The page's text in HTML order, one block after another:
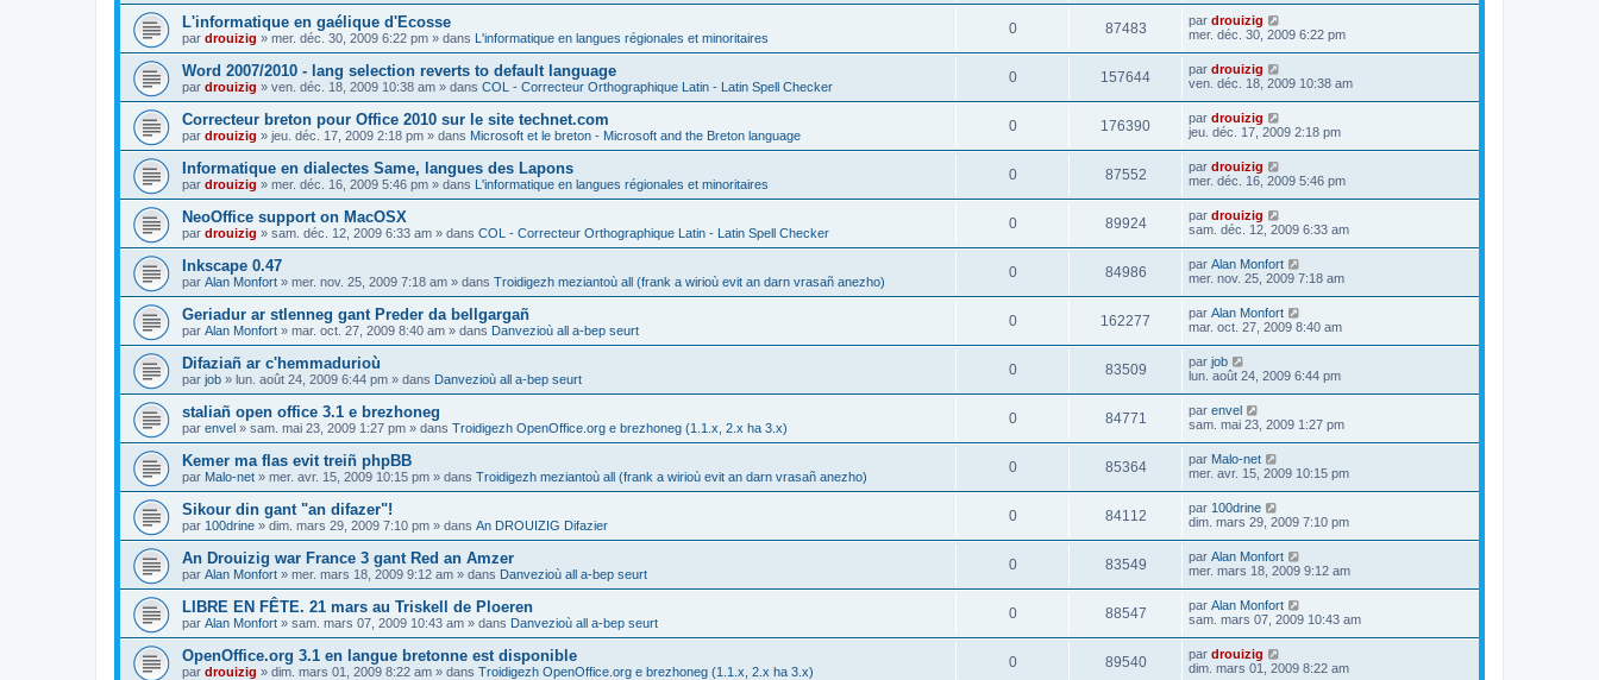
L'informatique en gaélique d'Ecosse
par drouizig » mer. déc. 30, 2009 6:22 pm » dans L'informatique en langues régionales et minoritaires
0 87483 par drouizig
mer. déc. 30, 2009 6:22 pm
Word 2007/2010 - lang selection reverts to default language
par drouizig » ven. déc. 18, 2009 10:38 am » dans COL - Correcteur Orthographique Latin - Latin Spell Checker
0 157644 par drouizig
ven. déc. 18, 2009 10:38 am
Correcteur breton pour Office 2010 sur le site technet.com
par drouizig » jeu. déc. 17, 2009 2:18 pm » dans Microsoft et le breton - Microsoft and the Breton language
0 176390 par drouizig
jeu. déc. 17, 2009 2:18 pm
Informatique en dialectes Same, langues des Lapons
par drouizig » mer. déc. 16, 2009 5:46 pm » dans L'informatique en langues régionales et minoritaires
0 87552 par drouizig
mer. déc. 16, 2009 5:46 pm
NeoOffice support on MacOSX
par drouizig » sam. déc. 12, 2009 6:33 am » dans COL - Correcteur Orthographique Latin - Latin Spell Checker
0 89924 par drouizig
sam. déc. 12, 2009 6:33 am
Inkscape 0.47
par Alan Monfort » mer. nov. 25, 2009 7:18 am » dans Troidigezh meziantoù all (frank a wirioù evit an darn vrasañ anezho)
0 84986 par Alan Monfort
mer. nov. 25, 2009 7:18 am
Geriadur ar stlenneg gant Preder da bellgargañ
par Alan Monfort » mar. oct. 27, 2009 8:40 am » dans Danvezioù all a-bep seurt
0 162277 par Alan Monfort
mar. oct. 27, 2009 8:40 am
Difaziañ ar c'hemmadurioù
par job » lun. août 24, 2009 6:44 pm » dans Danvezioù all a-bep seurt
0 83509 par job
lun. août 24, 2009 6:44 pm
staliañ open office 3.1 e brezhoneg
par envel » sam. mai 23, 2009 1:27 pm » dans Troidigezh OpenOffice.org e brezhoneg (1.1.x, 2.x ha 3.x)
0 84771 par envel
sam. mai 23, 2009 1:27 pm
Kemer ma flas evit treiñ phpBB
par Malo-net » mer. avr. 15, 2009 10:15 pm » dans Troidigezh meziantoù all (frank a wirioù evit an darn vrasañ anezho)
0 85364 par Malo-net
mer. avr. 15, 2009 10:15 pm
Sikour din gant "an difazer"!
par 100drine » dim. mars 29, 2009 7:10 pm » dans An DROUIZIG Difazier
0 84112 par 100drine
dim. mars 29, 2009 7:10 pm
An Drouizig war France 3 gant Red an Amzer
par Alan Monfort » mer. mars 18, 2009 9:12 am » dans Danvezioù all a-bep seurt
0 83549 par Alan Monfort
mer. mars 18, 2009 9:12 am
LIBRE EN FÊTE. 21 mars au Triskell de Ploeren
par Alan Monfort » sam. mars 07, 2009 10:43 am » dans Danvezioù all a-bep seurt
0 88547 par Alan Monfort
sam. mars 07, 2009 10:43 am
OpenOffice.org 3.1 en langue bretonne est disponible
par drouizig » dim. mars 01, 2009 8:22 am » dans Troidigezh OpenOffice.org e brezhoneg (1.1.x, 2.x ha 3.x)
0 89540 par drouizig
dim. mars 01, 2009 8:22 am